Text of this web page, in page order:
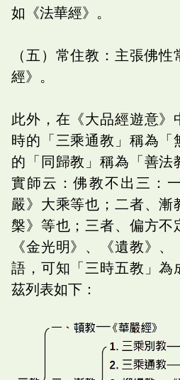
如《法華經》。
（五）常住教：主張佛
經》。
此外，在《大品經遊意》
時的「三乘通教」稱為「
的「同歸教」稱為「善法
實師云：佛教不出三：
嚴》大乘等也；二者、漸
槃》等也；三者、偏方不
《金光明》、《遺教》
語，可知「三時五教」為
茲列表如下：